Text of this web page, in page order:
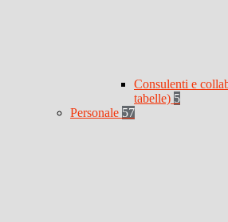
Consulenti e
tabelle) 5
Personale 57